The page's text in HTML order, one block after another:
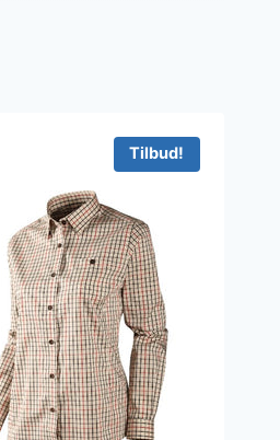
Tilbud!